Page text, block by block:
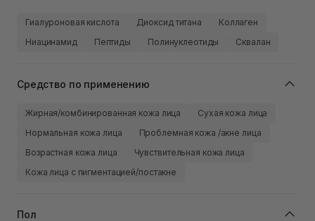
Гиалуроновая кислота Диоксид титана
Коллаген
Ниацинамид
Пептиды Полинуклеотиды Сквалан
Средство по применению
Жирная/комбинированная кожа лица
Сухая кожа лица
Нормальная кожа лица
Проблемная кожа /акне лица
Возрастная кожа лица
Чувствительная кожа лица
Кожа лица с пигментацией/постакне
Пол